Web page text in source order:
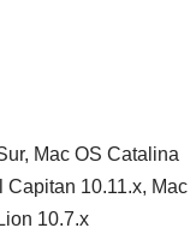
Mac OS Catalina
Capitan 10.11.x, Mac
10.7.x